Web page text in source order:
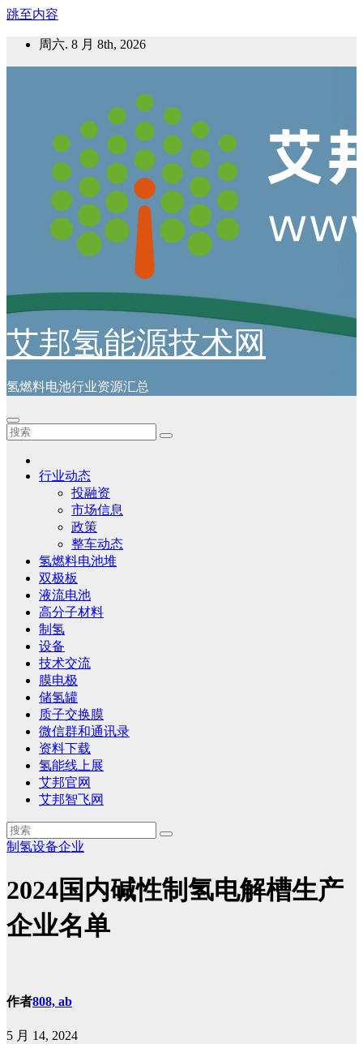
跳至内容
周六. 8 月 8th, 2026
艾邦氢能源技术网
氢燃料电池行业资源汇总
行业动态
投融资
市场信息
政策
整车动态
氢燃料电池堆
双极板
液流电池
高分子材料
制氢
设备
技术交流
膜电极
储氢罐
质子交换膜
微信群和通讯录
资料下载
氢能线上展
艾邦官网
艾邦智飞网
制氢设备企业
2024国内碱性制氢电解槽生产
企业名单
作者808, ab
5 月 14, 2024